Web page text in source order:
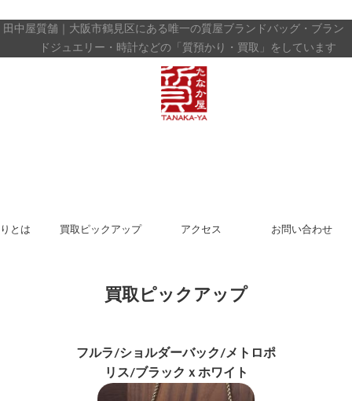
田中屋質舗｜大阪市鶴見区にある唯一の質屋ブランドバッグ・ブラン
ドジュエリー・時計などの「質預かり・買取」をしています
とは 買取ピックアップ アクセス お問い合わせ
買取ピックアップ
フルラ/ショルダーバック/メトロポ
リス/ブラックｘホワイト